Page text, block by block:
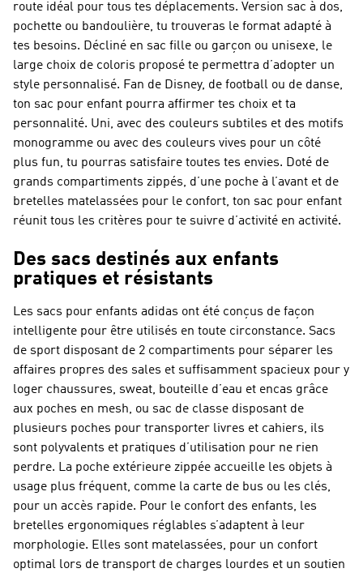
route idéal pour tous tes déplacements. Version sac à dos,
pochette ou bandoulière, tu trouveras le format adapté à
tes besoins. Décliné en sac fille ou garçon ou unisexe, le
large choix de coloris proposé te permettra d’adopter un
style personnalisé. Fan de Disney, de football ou de danse,
ton sac pour enfant pourra affirmer tes choix et ta
personnalité. Uni, avec des couleurs subtiles et des motifs
monogramme ou avec des couleurs vives pour un côté
plus fun, tu pourras satisfaire toutes tes envies. Doté de
grands compartiments zippés, d’une poche à l’avant et de
bretelles matelassées pour le confort, ton sac pour enfant
réunit tous les critères pour te suivre d’activité en activité.
Des sacs destinés aux enfants
pratiques et résistants
Les sacs pour enfants adidas ont été conçus de façon
intelligente pour être utilisés en toute circonstance. Sacs
de sport disposant de 2 compartiments pour séparer les
affaires propres des sales et suffisamment spacieux pour y
loger chaussures, sweat, bouteille d’eau et encas grâce
aux poches en mesh, ou sac de classe disposant de
plusieurs poches pour transporter livres et cahiers, ils
sont polyvalents et pratiques d’utilisation pour ne rien
perdre. La poche extérieure zippée accueille les objets à
usage plus fréquent, comme la carte de bus ou les clés,
pour un accès rapide. Pour le confort des enfants, les
bretelles ergonomiques réglables s’adaptent à leur
morphologie. Elles sont matelassées, pour un confort
optimal lors de transport de charges lourdes et un soutien